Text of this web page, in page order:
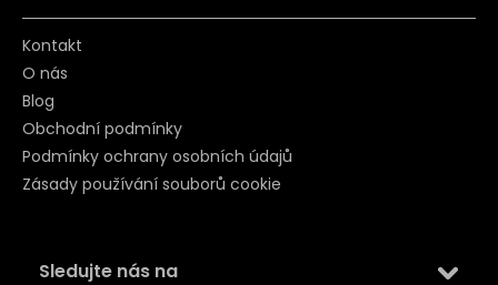
Kontakt
O nás
Blog
Obchodní podmínky
Podmínky ochrany osobních údajů
Zásady používání souborů cookie
Sledujte nás na